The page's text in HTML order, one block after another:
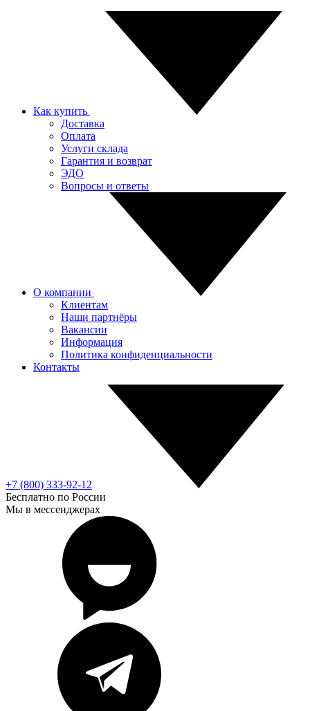
Как купить
Доставка
Оплата
Услуги склада
Гарантия и возврат
ЭДО
Вопросы и ответы
О компании
Клиентам
Наши партнёры
Вакансии
Информация
Политика конфиденциальности
Контакты
+7 (800) 333-92-12
Бесплатно по России
Мы в мессенджерах